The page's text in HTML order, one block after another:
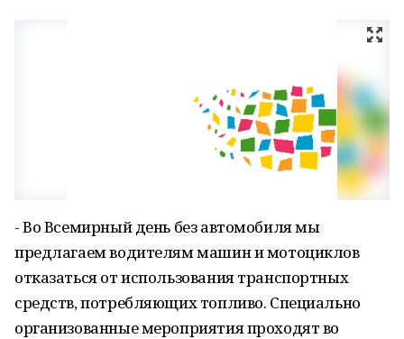
- Во Всемирный день без автомобиля мы
предлагаем водителям машин и мотоциклов
отказаться от использования транспортных
средств, потребляющих топливо. Специально
организованные мероприятия проходят во